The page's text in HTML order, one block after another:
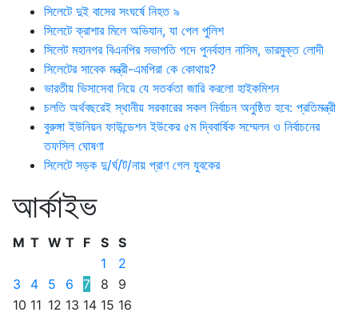
সিলেটে দুই বাসের সংঘর্ষে নিহত ৯
সিলেটে ক্রাশার মিলে অভিযান, যা পেল পুলিশ
সিলেট মহানগর বিএনপির সভাপতি পদে পুনর্বহাল নাসিম, ভারমুক্ত লোদী
সিলেটের সাবেক মন্ত্রী-এমপিরা কে কোথায়?
ভারতীয় ভিসাসেবা নিয়ে যে সতর্কতা জারি করলো হাইকমিশন
চলতি অর্থবছরেই স্থানীয় সরকারের সকল নির্বাচন অনুষ্ঠিত হবে: প্রতিমন্ত্রী
বুরুঙ্গা ইউনিয়ন ফাউন্ডেশন ইউকের ৫ম দ্বিবার্ষিক সম্মেলন ও নির্বাচনের
তফসিল ঘোষণা
সিলেটে সড়ক দু/র্ঘ/ট/নায় প্রাণ গেল যুবকের
আর্কাইভ
M T W T F S S
1
2
3
4 5 6 7 8
9
10 11 12 13 14 15 16